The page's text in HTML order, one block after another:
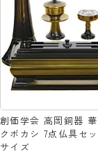
創価学会 高岡銅器
クボカシ 7点仏具セ
サイズ